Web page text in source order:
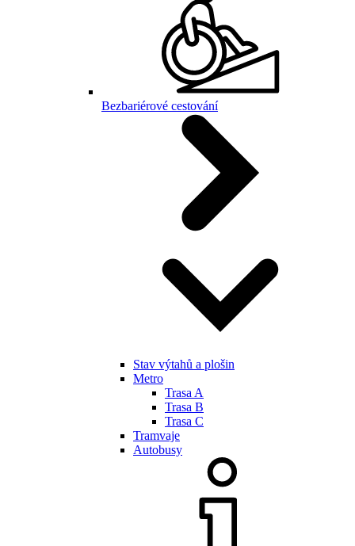
Bezbariérové cestování
Stav výtahů a plošin
Metro
Trasa A
Trasa B
Trasa C
Tramvaje
Autobusy